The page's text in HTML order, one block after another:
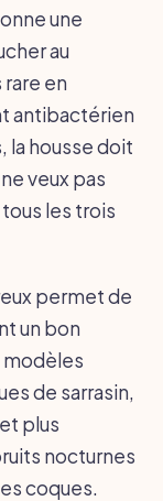
une
au
en
antibactérien
la housse doit
veux pas
les trois
permet de
un bon
modèles
de sarrasin,
plus
nocturnes
coques.